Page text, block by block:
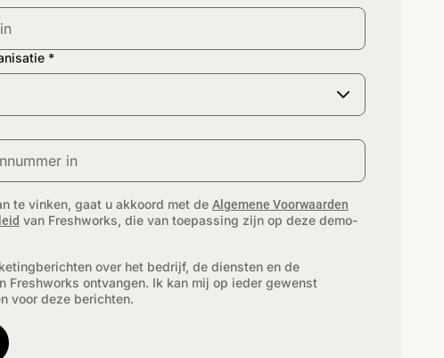
te vinken, gaat u akkoord met de Algemene Voorwaarden
van Freshworks, die van toepassing zijn op deze demo-
over het bedrijf, de diensten en de
Freshworks ontvangen. Ik kan mij op ieder gewenst
voor deze berichten.